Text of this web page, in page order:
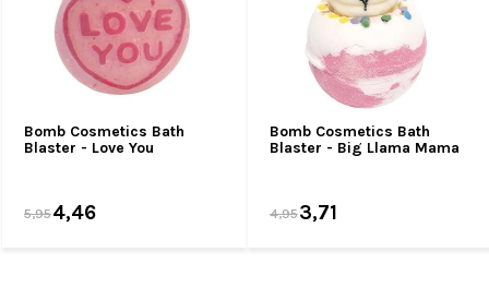
Bomb Cosmetics Bath
Blaster - Love You
5,954,46
Bomb Cosmetics Bath
Blaster - Big Llama Mama
4,953,71